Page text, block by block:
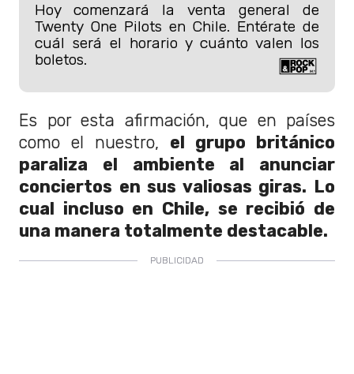
Hoy comenzará la venta general de
Twenty One Pilots en Chile. Entérate de
cuál será el horario y cuánto valen los
boletos.
Es por esta afirmación, que en países
como el nuestro, el grupo británico
paraliza el ambiente al anunciar
conciertos en sus valiosas giras. Lo
cual incluso en Chile, se recibió de
una manera totalmente destacable.